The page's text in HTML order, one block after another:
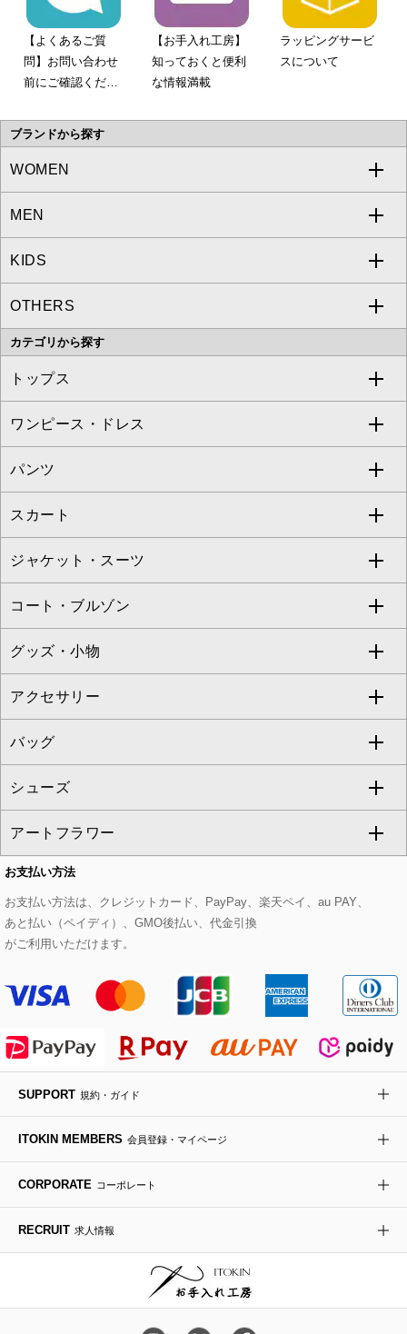
【よくあるご質
問】お問い合わせ
前にご確認くださ
【お手入れ工房】
知っておくと便利
な情報満載
ラッピングサービ
スについて
ブランドから探す
WOMEN
a.v.v
MICHEL KLEIN
MK MICHEL KLEIN
OFUON le MK
eur3
Maison de CINQ
MK MICHEL KLEIN BAG
HIROKO KOSHINO
MEN
a.v.v
MICHEL KLEIN HOMME
MK MICHEL KLEIN HOMME
KIDS
a.v.v
OTHERS
MK MICHEL KLEIN BAG
カテゴリから探す
トップス
すべてのトップス
カットソー・Tシャツ
ブラウス・シャツ
ニット・セーター
カーディガン
アンサンブルセット
ベスト・ジレ
パーカー
タンクトップ・キャミソール
スウェット・ジャージー
その他のトップス
ワンピース・ドレス
すべてのワンピース・ドレス
ワンピース
ドレス
チュニック
ジャンパースカート
その他のワンピース・ドレス
パンツ
すべてのパンツ
フルレングスパンツ
クロップド・半端丈パンツ
ガウチョ・ワイドパンツ
ハーフ・ショート丈パンツ
サロペット・オールインワン
その他のパンツ
スカート
すべてのスカート
ロング・マキシ丈スカート
ひざ丈スカート
ミモレ丈スカート
ショート・ミニ丈スカート
その他のスカート
ジャケット・スーツ
すべてのジャケット・スーツ
テーラードジャケット
ノーカラージャケット
セットアップ
セットアップジャケット
セットアップパンツ
セットアップスカート
セットアップワンピース
コート・ブルゾン
すべてのコート・ブルゾン
トレンチコート
ピーコート
ダッフルコート
チェスターコート
モッズコート
ステンカラーコート
ライダースジャケット
デニムジャケット
ダウンジャケット・コート
グッズ・小物
すべてのグッズ・小物
マスク
ストール・マフラー・スヌード
ベルト・サスペンダー
帽子
ヘアアクセサリー
ハンカチ・バンダナ
手袋
チャーム・ストラップ
アクセサリー
すべてのアクセサリー
ネックレス
ピアス・イヤリング
ブレスレット・バングル
ブローチ・コサージュ
バッグ
すべてのバッグ
トートバッグ
ショルダーバッグ
ボストンバッグ
バックパック・リュック
ボディバッグ・メッセンジャーバッグ
トラベルバッグ
シューズ
すべてのシューズ
パンプス
スニーカー
フラットシューズ
ローファー
ドレスシューズ
アートフラワー
すべてのアートフラワー
ローズ
カサブランカ・カラー
ラナンキュラス
ポプリアレンジ＆フレグランス
お支払い方法
お支払い方法は、クレジットカード、PayPay、楽天ペイ、au PAY、
あと払い（ペイディ）、GMO後払い、代金引換
がご利用いただけます。
SUPPORT 規約・ガイド
ITOKIN MEMBERS 会員登録・マイページ
CORPORATE コーポレート
RECRUIT 求人情報